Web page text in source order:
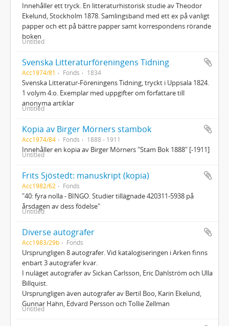
Innehåller ett tryck. En litteraturhistorisk studie av Theodor
Ekelund, Stockholm 1878. Samlingsband med ett ex på vanligt
papper och ett på bättre papper samt korrespondens rörande
boken
Untitled
Svenska Litteraturföreningens Tidning
Acc1974/81 Fonds 1834
Svenska Litteratur-Föreningens Tidning, tryckt i Uppsala 1824.
1 volym 4:o. Exemplar med uppgifter om författare till
anonyma artiklar
Untitled
Kopia av Birger Mörners stambok
Acc1974/84 Fonds 1888 - 1911
Innehåller en kopia av Birger Mörners "Stam Bok 1888" [-1911]
Untitled
Frits Sjöstedt: manuskript (kopia)
Acc1982/62 Fonds
"40: fyra nolla - BINGO. Studier tillägnade 420311-5938 på
årsdagen av dess födelse"
Untitled
Diverse autografer
Acc1983/29b Fonds
Ursprungligen 8 autografer. Vid katalogiseringen i Arken finns
enbart 3 autografer kvar.
I nuläget autografer av Sickan Carlsson, Eric Dahlström och Ulla
Billquist.
Ursprungligen även autografer av Bertil Boo, Karin Ekelund,
Gunnar Hahn, Edvard Persson och Tollie Zellman
Untitled